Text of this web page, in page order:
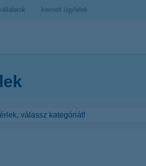
kiemelt ügyfelek